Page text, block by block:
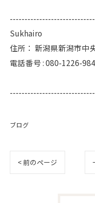
Sukhairo
住所： 新潟県新潟市中
電話番号 :080-1226-
ブログ
< 前のページ